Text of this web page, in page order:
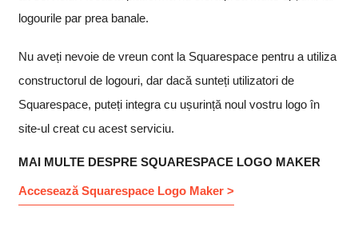
logourile par prea banale.
Nu aveți nevoie de vreun cont la Squarespace pentru a utiliza
constructorul de logouri, dar dacă sunteți utilizatori de
Squarespace, puteți integra cu ușurință noul vostru logo în
site-ul creat cu acest serviciu.
MAI MULTE DESPRE SQUARESPACE LOGO MAKER
Accesează Squarespace Logo Maker >